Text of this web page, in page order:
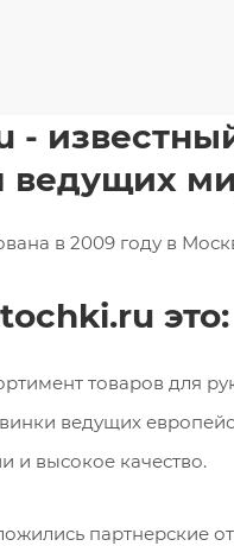
-
ведущих
в 2009 году в
это:
товаров для
ведущих
и высокое качество.